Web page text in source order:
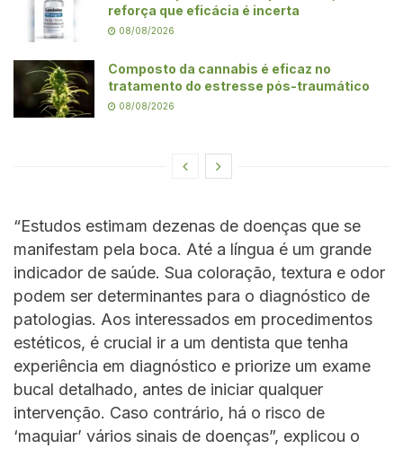
reforça que eficácia é incerta
08/08/2026
Composto da cannabis é eficaz no
tratamento do estresse pós-traumático
08/08/2026
“Estudos estimam dezenas de doenças que se
manifestam pela boca. Até a língua é um grande
indicador de saúde. Sua coloração, textura e odor
podem ser determinantes para o diagnóstico de
patologias. Aos interessados em procedimentos
estéticos, é crucial ir a um dentista que tenha
experiência em diagnóstico e priorize um exame
bucal detalhado, antes de iniciar qualquer
intervenção. Caso contrário, há o risco de
‘maquiar’ vários sinais de doenças”, explicou o